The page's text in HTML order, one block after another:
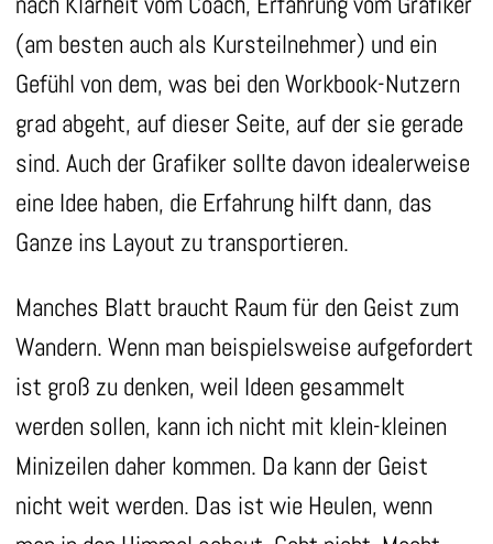
(am besten auch als Kursteilnehmer) und ein
Gefühl von dem, was bei den Workbook-Nutzern
grad abgeht, auf dieser Seite, auf der sie gerade
sind. Auch der Grafiker sollte davon idealerweise
eine Idee haben, die Erfahrung hilft dann, das
Ganze ins Layout zu transportieren.
Manches Blatt braucht Raum für den Geist zum
Wandern. Wenn man beispielsweise aufgefordert
ist groß zu denken, weil Ideen gesammelt
werden sollen, kann ich nicht mit klein-kleinen
Minizeilen daher kommen. Da kann der Geist
nicht weit werden. Das ist wie Heulen, wenn